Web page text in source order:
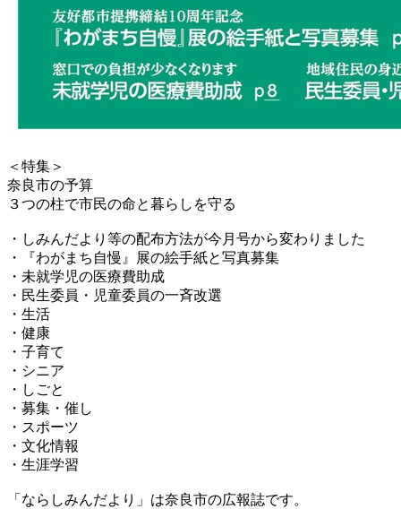
＜特集＞
奈良市の予算
３つの柱で市民の命と暮らしを守る
・しみんだより等の配布方法が今月号から変わりました
・『わがまち自慢』展の絵手紙と写真募集
・未就学児の医療費助成
・民生委員・児童委員の一斉改選
・生活
・健康
・子育て
・シニア
・しごと
・募集・催し
・スポーツ
・文化情報
・生涯学習
「ならしみんだより」は奈良市の広報誌です。